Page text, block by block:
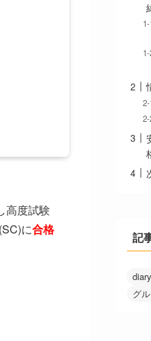
高度試験
(SC)に合格
記
diary
グ